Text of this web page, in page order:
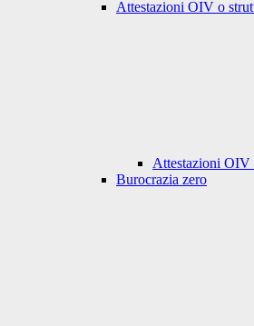
Attestazioni OIV o
Attestazioni OIV
Burocrazia zero